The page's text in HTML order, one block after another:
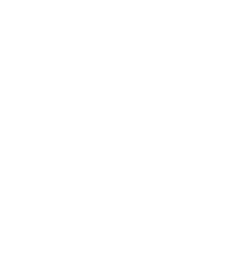
92250
95130
78250
78180